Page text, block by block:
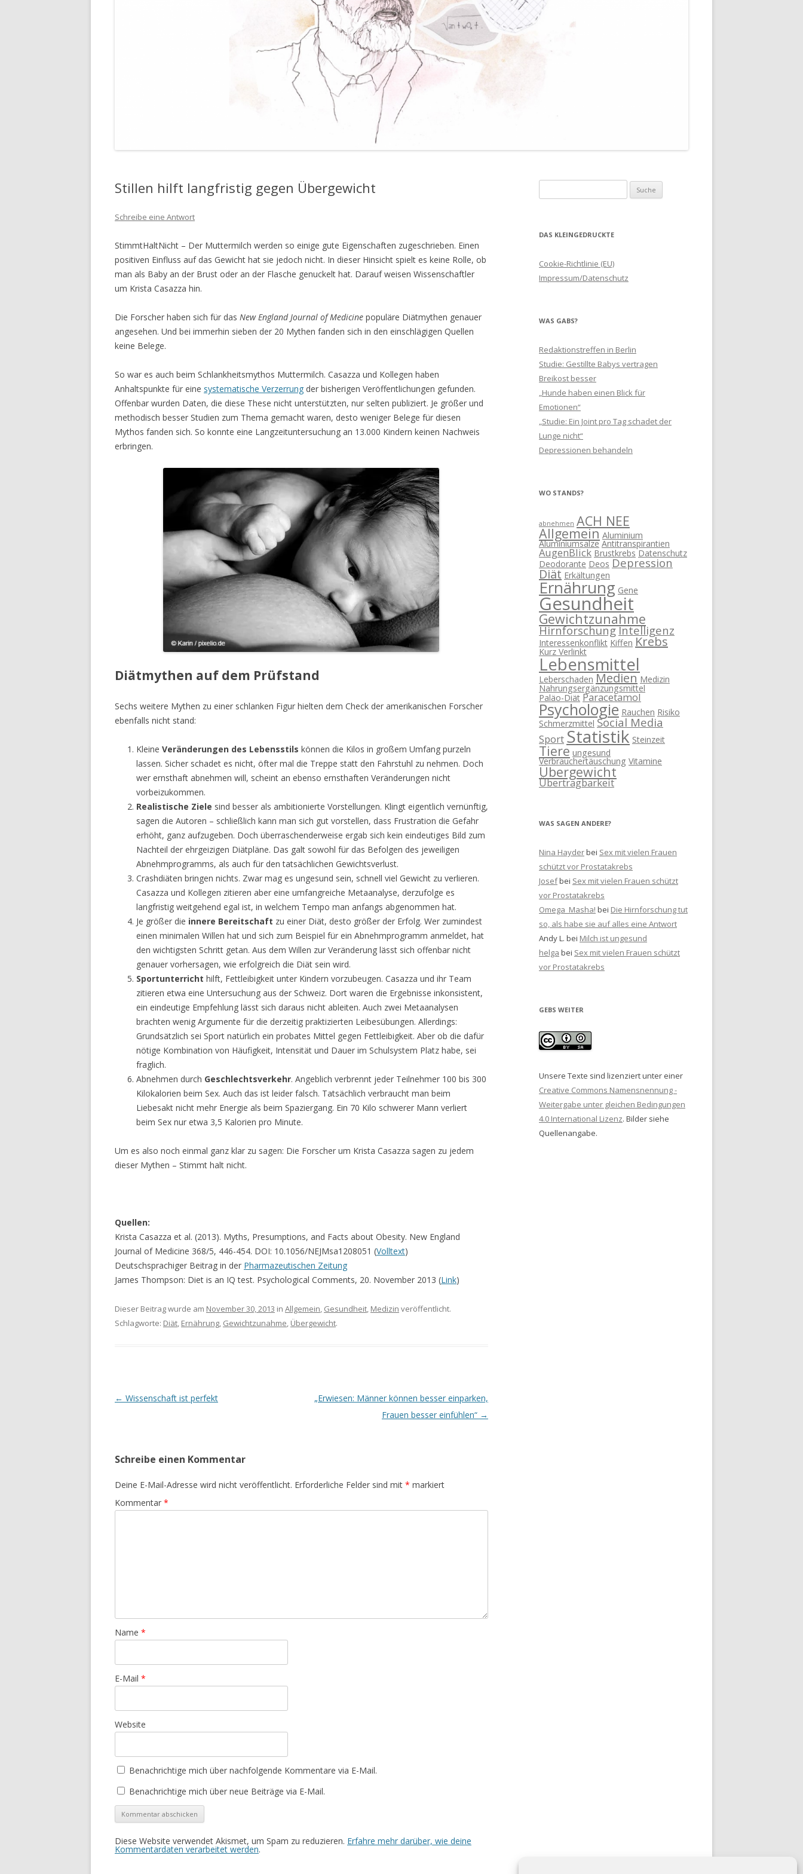
Stillen hilft langfristig gegen Übergewicht
Schreibe eine Antwort
StimmtHaltNicht – Der Muttermilch werden so einige gute Eigenschaften zugeschrieben. Einen
positiven Einfluss auf das Gewicht hat sie jedoch nicht. In dieser Hinsicht spielt es keine Rolle, ob
man als Baby an der Brust oder an der Flasche genuckelt hat. Darauf weisen Wissenschaftler
um Krista Casazza hin.
Die Forscher haben sich für das New England Journal of Medicine populäre Diätmythen genauer
angesehen. Und bei immerhin sieben der 20 Mythen fanden sich in den einschlägigen Quellen
keine Belege.
So war es auch beim Schlankheitsmythos Muttermilch. Casazza und Kollegen haben
Anhaltspunkte für eine systematische Verzerrung der bisherigen Veröffentlichungen gefunden.
Offenbar wurden Daten, die diese These nicht unterstützten, nur selten publiziert. Je größer und
methodisch besser Studien zum Thema gemacht waren, desto weniger Belege für diesen
Mythos fanden sich. So konnte eine Langzeituntersuchung an 13.000 Kindern keinen Nachweis
erbringen.
Diätmythen auf dem Prüfstand
Sechs weitere Mythen zu einer schlanken Figur hielten dem Check der amerikanischen Forscher
ebenfalls nicht stand:
Kleine Veränderungen des Lebensstils können die Kilos in großem Umfang purzeln
lassen. Sicher schadet es nicht, öfter mal die Treppe statt den Fahrstuhl zu nehmen. Doch
wer ernsthaft abnehmen will, scheint an ebenso ernsthaften Veränderungen nicht
vorbeizukommen.
Realistische Ziele sind besser als ambitionierte Vorstellungen. Klingt eigentlich vernünftig,
sagen die Autoren – schließlich kann man sich gut vorstellen, dass Frustration die Gefahr
erhöht, ganz aufzugeben. Doch überraschenderweise ergab sich kein eindeutiges Bild zum
Nachteil der ehrgeizigen Diätpläne. Das galt sowohl für das Befolgen des jeweiligen
Abnehmprogramms, als auch für den tatsächlichen Gewichtsverlust.
Crashdiäten bringen nichts. Zwar mag es ungesund sein, schnell viel Gewicht zu verlieren.
Casazza und Kollegen zitieren aber eine umfangreiche Metaanalyse, derzufolge es
langfristig weitgehend egal ist, in welchem Tempo man anfangs abgenommen hat.
Je größer die innere Bereitschaft zu einer Diät, desto größer der Erfolg. Wer zumindest
einen minimalen Willen hat und sich zum Beispiel für ein Abnehmprogramm anmeldet, hat
den wichtigsten Schritt getan. Aus dem Willen zur Veränderung lässt sich offenbar nicht
genauer vorhersagen, wie erfolgreich die Diät sein wird.
Sportunterricht hilft, Fettleibigkeit unter Kindern vorzubeugen. Casazza und ihr Team
zitieren etwa eine Untersuchung aus der Schweiz. Dort waren die Ergebnisse inkonsistent,
ein eindeutige Empfehlung lässt sich daraus nicht ableiten. Auch zwei Metaanalysen
brachten wenig Argumente für die derzeitig praktizierten Leibesübungen. Allerdings:
Grundsätzlich sei Sport natürlich ein probates Mittel gegen Fettleibigkeit. Aber ob die dafür
nötige Kombination von Häufigkeit, Intensität und Dauer im Schulsystem Platz habe, sei
fraglich.
Abnehmen durch Geschlechtsverkehr. Angeblich verbrennt jeder Teilnehmer 100 bis 300
Kilokalorien beim Sex. Auch das ist leider falsch. Tatsächlich verbraucht man beim
Liebesakt nicht mehr Energie als beim Spaziergang. Ein 70 Kilo schwerer Mann verliert
beim Sex nur etwa 3,5 Kalorien pro Minute.
Um es also noch einmal ganz klar zu sagen: Die Forscher um Krista Casazza sagen zu jedem
dieser Mythen – Stimmt halt nicht.
Quellen:
Krista Casazza et al. (2013). Myths, Presumptions, and Facts about Obesity. New England
Journal of Medicine 368/5, 446-454. DOI: 10.1056/NEJMsa1208051 (Volltext)
Deutschsprachiger Beitrag in der Pharmazeutischen Zeitung
James Thompson: Diet is an IQ test. Psychological Comments, 20. November 2013 (Link)
Dieser Beitrag wurde am November 30, 2013 in Allgemein Gesundheit Medizin veröffentlicht.
Schlagworte: Diät Ernährung Gewichtzunahme Übergewicht.
Beitrags-
← Wissenschaft ist perfekt
„Erwiesen: Männer können besser einparken,
Frauen besser einfühlen“ →
Schreibe einen Kommentar
Deine E-Mail-Adresse wird nicht veröffentlicht. Erforderliche Felder sind mit * markiert
Kommentar *
Name *
E-Mail *
Website
Benachrichtige mich über nachfolgende Kommentare via E-Mail.
Benachrichtige mich über neue Beiträge via E-Mail.
Diese Website verwendet Akismet, um Spam zu reduzieren. Erfahre mehr darüber, wie deine
Kommentardaten verarbeitet werden.
nach:
DAS KLEINGEDRUCKTE
Cookie-Richtlinie (EU)
Impressum/Datenschutz
WAS GABS?
Redaktionstreffen in Berlin
Studie: Gestillte Babys vertragen
Breikost besser
„Hunde haben einen Blick für
Emotionen“
„Studie: Ein Joint pro Tag schadet der
Lunge nicht“
Depressionen behandeln
WO STANDS?
abnehmen ACH NEE
Allgemein Aluminium
Aluminiumsalze Antitranspirantien
AugenBlick Brustkrebs Datenschutz
Deodorante Deos Depression
Diät Erkältungen
Ernährung Gene
Gesundheit
Gewichtzunahme
HirnforschungIntelligenz
Interessenkonflikt Kiffen Krebs
Kurz Verlinkt
Lebensmittel
Leberschaden Medien Medizin
Nahrungsergänzungsmittel
Paläo-Diät Paracetamol
Psychologie Rauchen Risiko
Schmerzmittel Social Media
Sport Statistik Steinzeit
Tiere ungesund
Verbrauchertäuschung Vitamine
Übergewicht
Übertragbarkeit
WAS SAGEN ANDERE?
Nina Hayderbei Sex mit vielen Frauen
schützt vor Prostatakrebs
Josefbei Sex mit vielen Frauen schützt
vor Prostatakrebs
Omega_Masha! bei Die Hirnforschung tut
so, als habe sie auf alles eine Antwort
Andy L. bei Milch ist ungesund
helga bei Sex mit vielen Frauen schützt
vor Prostatakrebs
GEBS WEITER
Unsere Texte sind lizenziert unter einer
Creative Commons Namensnennung -
Weitergabe unter gleichen Bedingungen
4.0 International Lizenz. Bilder siehe
Quellenangabe.